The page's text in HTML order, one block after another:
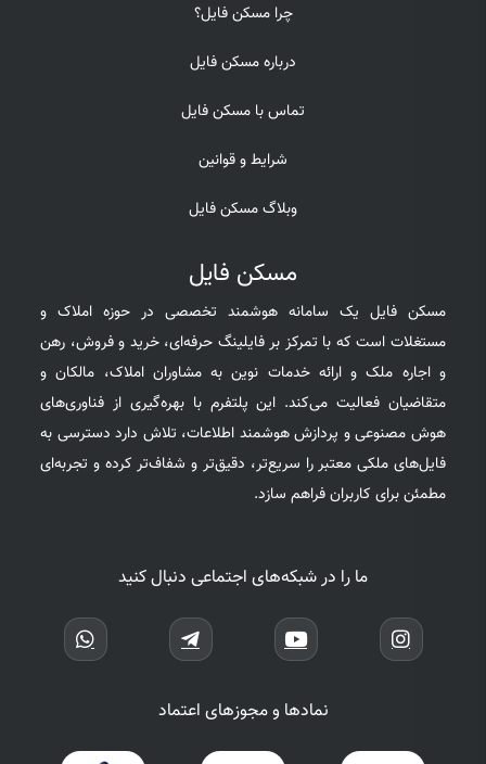
چرا مسکن فایل؟
درباره مسکن فایل
تماس با مسکن فایل
شرایط و قوانین
وبلاگ مسکن فایل
مسکن فایل
مسکن فایل یک سامانه هوشمند تخصصی در حوزه املاک و
مستغلات است که با تمرکز بر فایلینگ حرفه‌ای، خرید و فروش، رهن
و اجاره ملک و ارائه خدمات نوین به مشاوران املاک، مالکان و
متقاضیان فعالیت می‌کند. این پلتفرم با بهره‌گیری از فناوری‌های
هوش مصنوعی و پردازش هوشمند اطلاعات، تلاش دارد دسترسی به
فایل‌های ملکی معتبر را سریع‌تر، دقیق‌تر و شفاف‌تر کرده و تجربه‌ای
مطمئن برای کاربران فراهم سازد.
ما را در شبکه‌های اجتماعی دنبال کنید
نمادها و مجوزهای اعتماد